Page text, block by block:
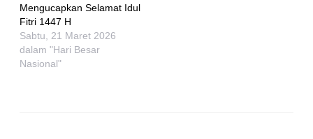
Mengucapkan Selamat Idul
Fitri 1447 H
Sabtu, 21 Maret 2026
dalam "Hari Besar
Nasional"